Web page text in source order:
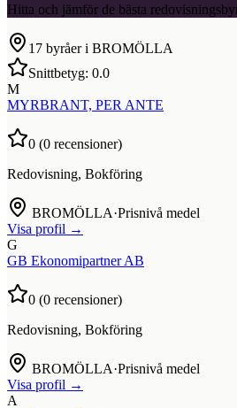
Hitta och jämför de bästa
17 byråer i BROMÖLLA
Snittbetyg: 0.0
M
MYRBRANT, PER ANTE
0 (0 recensioner)
Redovisning, Bokföring
BROMÖLLA·Prisnivå medel
Visa profil →
G
GB Ekonomipartner AB
0 (0 recensioner)
Redovisning, Bokföring
BROMÖLLA·Prisnivå medel
Visa profil →
A